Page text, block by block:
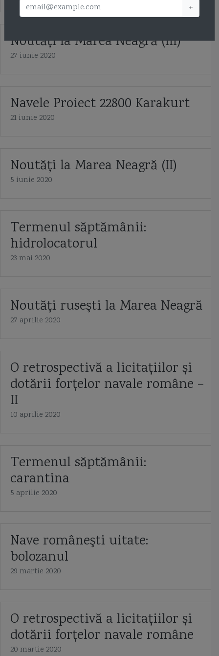
Noutăţi la Marea Neagră (III)
27 iunie 2020
Navele Proiect 22800 Karakurt
21 iunie 2020
Noutăți la Marea Neagră (II)
5 iunie 2020
Termenul săptămânii:
hidrolocatorul
23 mai 2020
Noutăţi ruseşti la Marea Neagră
27 aprilie 2020
O retrospectivă a licitațiilor și
dotării forțelor navale române –
II
10 aprilie 2020
Termenul săptămânii:
carantina
5 aprilie 2020
Nave româneşti uitate:
bolozanul
29 martie 2020
O retrospectivă a licitațiilor și
dotării forțelor navale române
20 martie 2020
+